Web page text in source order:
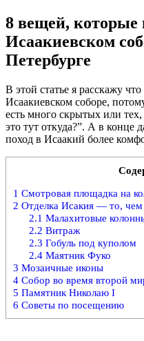
8 вещей, которые
Исаакиевском
Петербурге
В этой статье я расскажу
Исаакиевском соборе,
есть много скрытых или
это тут откуда?”. А в конце
поход в Исаакий более
1 Смотровая площадка на
2 Отделка Исакия — то, чем
2.1 Малахитовые
2.2 Витраж
2.3 Гобуль под куполом
2.4Маятник Фуко
3 Мозаичные иконы
4 Собор во время второй
5 Памятник Николаю I
6 Советы по посещению